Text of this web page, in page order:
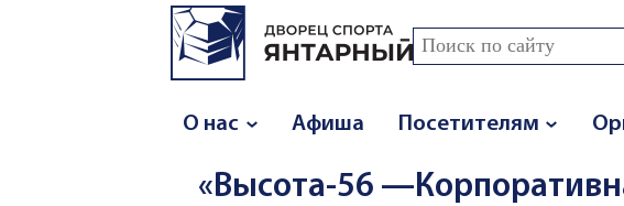
Перейти к основному содержанию
Форма поиска
Поиск
О нас Афиша Посетителям
«Высота-56